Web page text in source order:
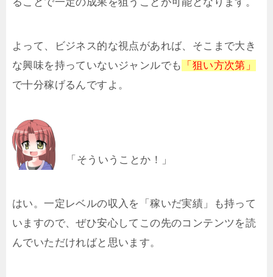
よって、ビジネス的な視点があれば、そこまで大き
な興味を持っていないジャンルでも
「狙い方次第」
で十分稼げるんですよ。
「そういうことか！」
はい。一定レベルの収入を「稼いだ実績」も持って
いますので、ぜひ安心してこの先のコンテンツを読
んでいただければと思います。